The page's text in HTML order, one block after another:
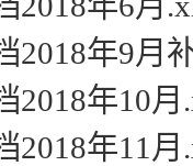
2018年9月
2018年10月
2018年11月